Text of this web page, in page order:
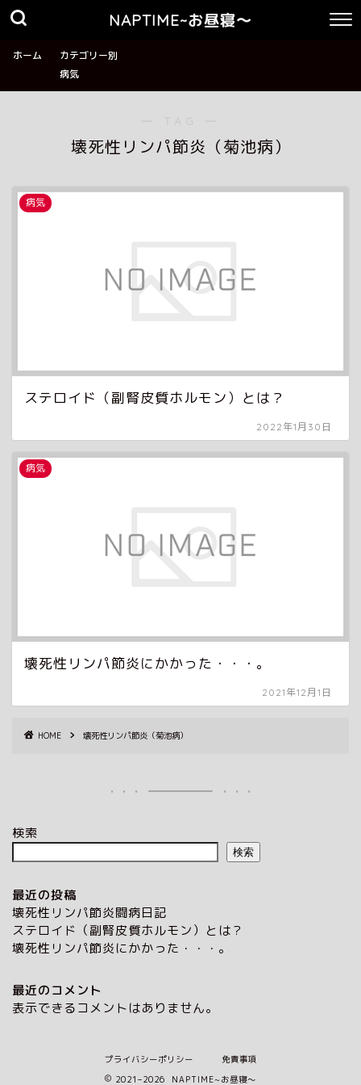
NAPTIME~お昼寝〜
ホーム
カテゴリー別
病気
壊死性リンパ節炎（菊池病）
病気
ステロイド（副腎皮質ホルモン）とは？
2022年1月30日
病気
壊死性リンパ節炎にかかった・・・。
2021年12月1日
HOME 壊死性リンパ節炎（菊池病）
検索
検索
最近の投稿
壊死性リンパ節炎闘病日記
ステロイド（副腎皮質ホルモン）とは？
壊死性リンパ節炎にかかった・・・。
最近のコメント
表示できるコメントはありません。
プライバシーポリシー
免責事項
2021–2026 NAPTIME~お昼寝〜